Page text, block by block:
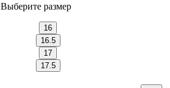
Выберите размер
16
16.5
17
17.5